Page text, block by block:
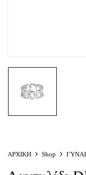
ΑΡΧΙΚΗ Shop